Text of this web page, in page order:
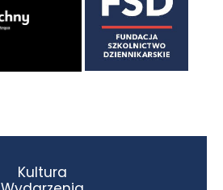
Kultura